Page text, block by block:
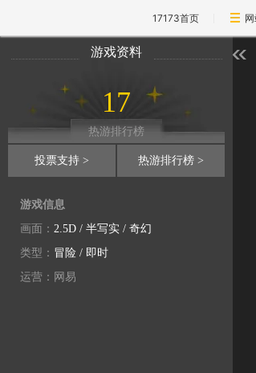
17173首页
17173-
游戏资料
17
热游排行榜
投票支持 > 热游排行榜 >
游戏信息
画面： 2.5D / 半写实 / 奇幻
类型： 冒险 / 即时
运营：网易